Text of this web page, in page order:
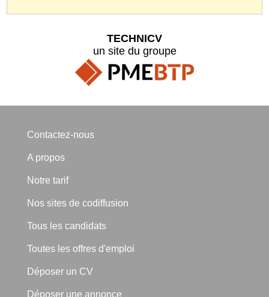
TECHNICV
un site du groupe
Contactez-nous
A propos
Notre tarif
Nos sites de codiffusion
Tous les candidats
Toutes les offres d'emploi
Déposer un CV
Déposer une annonce